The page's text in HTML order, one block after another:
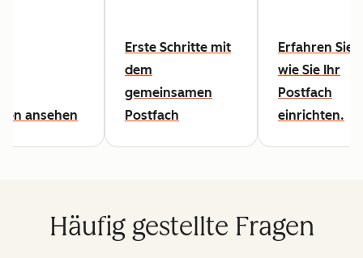
ansehen
Erste Schritte mit
dem
gemeinsamen
Postfach
Erfahren Sie
wie Sie Ihr
Postfach
einrichten.
Häufig gestellte Fragen